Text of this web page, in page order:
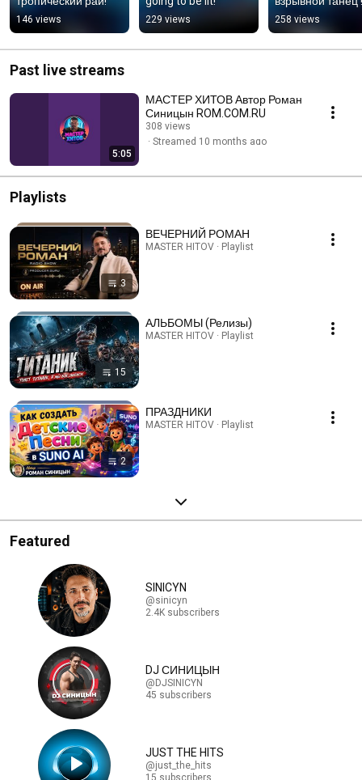
146 views 229 views 258 views
Past live streams
5:05
МАСТЕР ХИТОВ Автор Роман
Синицын ROM.COM.RU
308 views
Streamed 10 months ago
Playlists
3
ВЕЧЕРНИЙ РОМАН
MASTER HITOV · Playlist
15
АЛЬБОМЫ (Релизы)
MASTER HITOV · Playlist
2
ПРАЗДНИКИ
MASTER HITOV · Playlist
Featured
SINICYN
@sinicyn
2.4K subscribers
DJ СИНИЦЫН
@DJSINICYN
45 subscribers
JUST THE HITS
@just_the_hits